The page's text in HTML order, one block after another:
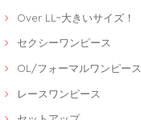
Over LL~大きいサイズ！
セクシーワンピース
OL/フォーマルワンピース
レースワンピース